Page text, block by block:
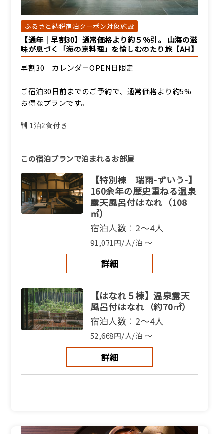
ふるさと納税宿泊クーポン対象施設
【通年｜早割30】通常価格より約５％引。 山海の滋
味が息づく「海の京料理」を愉しむのたり旅【AH】
早割30 カレンダーOPEN日限定
ご宿泊30日前までのご予約で、通常価格より約5%
お得なプランです。
1泊2食付き
この宿泊プランで泊まれるお部屋
【特別棟 瑞雨-ずいう-】
160余年の歴史重ねる温泉
露天風呂付はなれ（108
㎡）
宿泊人数：2～4人
91,071円/人/泊 ～
詳細
【はなれ５棟】温泉露天
風呂付はなれ（約70㎡）
宿泊人数：2～4人
52,668円/人/泊 ～
詳細